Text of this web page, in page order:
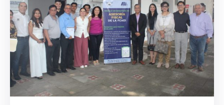
y
Servicios
Licitaciones
Transparencia
Directorio